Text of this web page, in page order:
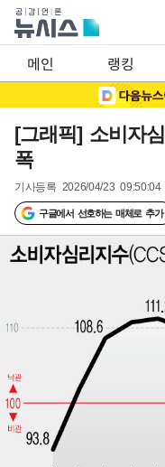
메인 랭킹
[그래픽] 소비자
폭
기사등록 2026/04/23 09:50:04
구글에서 선호하는 매체로 추가